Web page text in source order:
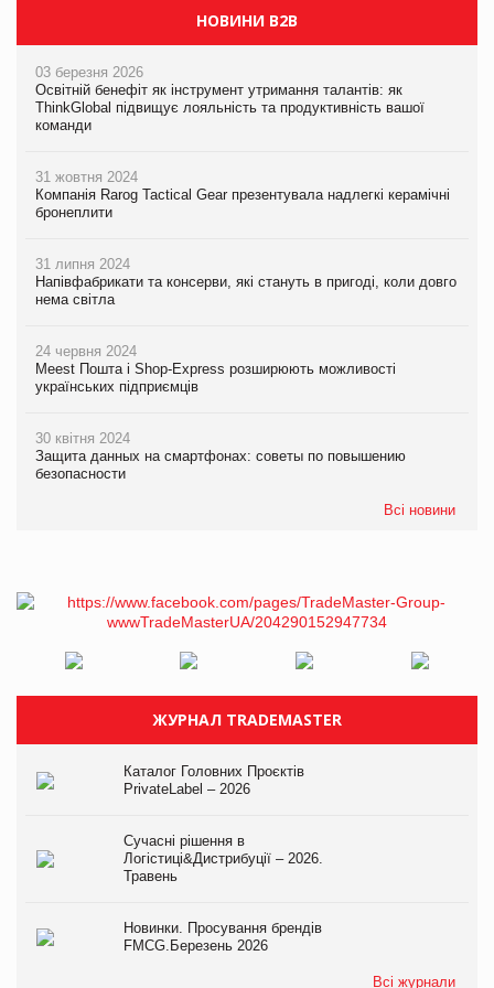
НОВИНИ B2B
03 березня 2026
Освітній бенефіт як інструмент утримання талантів: як
ThinkGlobal підвищує лояльність та продуктивність вашої
команди
31 жовтня 2024
Компанія Rarog Tactical Gear презентувала надлегкі керамічні
бронеплити
31 липня 2024
Напівфабрикати та консерви, які стануть в пригоді, коли довго
нема світла
24 червня 2024
Meest Пошта і Shop-Express розширюють можливості
українських підприємців
30 квітня 2024
Защита данных на смартфонах: советы по повышению
безопасности
Всі новини
ЖУРНАЛ TRADEMASTER
Каталог Головних Проєктів
PrivateLabel – 2026
Сучасні рішення в
Логістиці&Дистрибуції – 2026.
Травень
Новинки. Просування брендів
FMCG.Березень 2026
Всі журнали